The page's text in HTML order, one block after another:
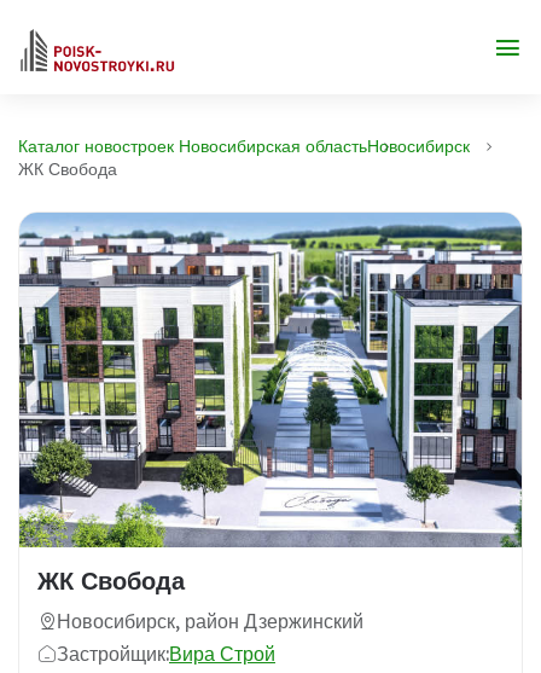
Каталог новостроек Новосибирская областьНовосибирск
ЖК Свобода
ЖК Свобода
Новосибирск, район Дзержинский
Застройщик:Вира Строй